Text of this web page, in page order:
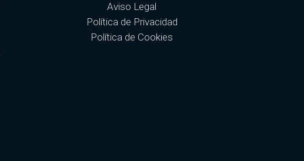
Aviso Legal
Política de Privacidad
Política de Cookies